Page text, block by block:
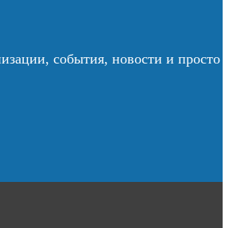
события, новости и просто